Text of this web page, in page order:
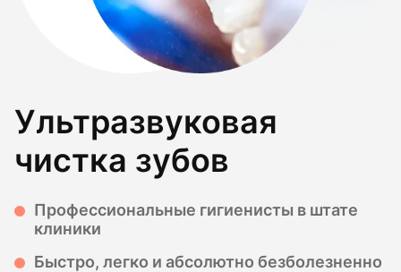
Ультразвуковая
чистка зубов
Профессиональные гигиенисты в штате
клиники
Быстро, легко и абсолютно безболезненно